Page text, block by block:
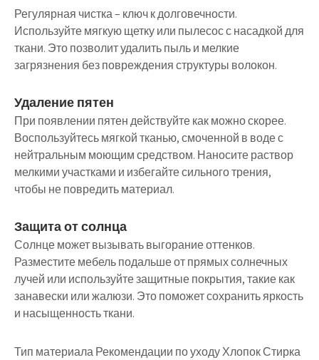
Регулярная чистка – ключ к долговечности.
Используйте мягкую щетку или пылесос с насадкой для
ткани. Это позволит удалить пыль и мелкие
загрязнения без повреждения структуры волокон.
Удаление пятен
При появлении пятен действуйте как можно скорее.
Воспользуйтесь мягкой тканью, смоченной в воде с
нейтральным моющим средством. Наносите раствор
мелкими участками и избегайте сильного трения,
чтобы не повредить материал.
Защита от солнца
Солнце может вызывать выгорание оттенков.
Разместите мебель подальше от прямых солнечных
лучей или используйте защитные покрытия, такие как
занавески или жалюзи. Это поможет сохранить яркость
и насыщенность ткани.
Тип материала Рекомендации по уходу Хлопок Стирка